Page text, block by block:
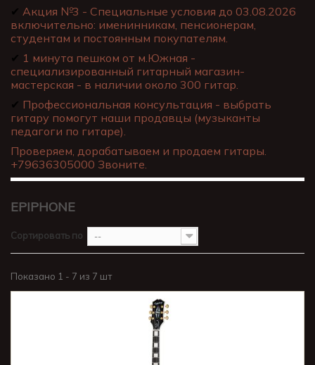
✔ Акция №3 - Специальные условия до 03.08.2026
включительно: именинникам, пенсионерам,
студентам и постоянным покупателям.
✔ 1 минута пешком от м.Южная -
специализированный гитарный магазин-
мастерская - в наличии около 300 гитар.
✔ Профессиональная консультация - выбрать
гитару помогут наши продавцы (музыканты
педагоги по гитаре).
Проверяем, дорабатываем и продаем гитары.
+79636305000 Звоните.
EPIPHONE
Сортировать по --
Показано 1 - 7 из 7 шт